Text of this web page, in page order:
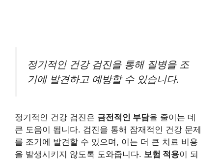
정기적인 건강 검진을 통해 질병을 조
기에 발견하고 예방할 수 있습니다.
정기적인 건강 검진은 금전적인 부담을 줄이는 데
큰 도움이 됩니다. 검진을 통해 잠재적인 건강 문제
를 조기에 발견할 수 있으며, 이는 더 큰 치료 비용
을 발생시키지 않도록 도와줍니다. 보험 적용이 되